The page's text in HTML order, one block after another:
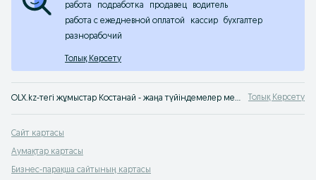
работа подработка продавец
водитель
работа с ежедневной оплатой
кассир
бухгалтер
разнорабочий
Толық Көрсету
OLX.kz-тегі жұмыстар Костанай - жаңа түйіндемелер мен бос жұмыс орындары туралы хабарландырулар OLX Костанай сервисінде. Қалдырмаңыз - Қазақстанның мыңдаған жұмыс берушілері сізді іздеуде! Толық Көрсету
Сайт картасы
Аумақтар картасы
Бизнес-парақша сайтының картасы